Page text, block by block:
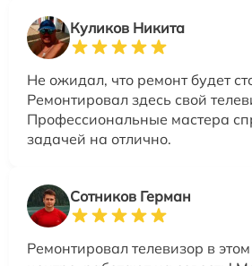
Куликов Никита
Не ожидал, что ремонт будет
Ремонтировал здесь свой
Профессиональные мастера
задачей на отлично.
Сотников Герман
Ремонтировал телевизор в